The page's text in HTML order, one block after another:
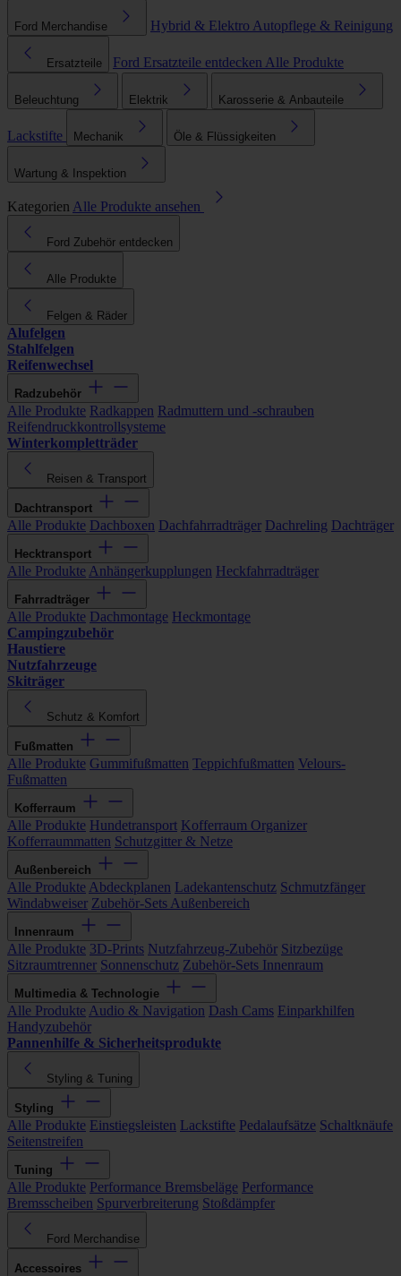
Ford Merchandise Hybrid & Elektro Autopflege & Reinigung
Ersatzteile Ford Ersatzteile entdecken Alle Produkte
Beleuchtung Elektrik Karosserie & Anbauteile
Lackstifte Mechanik Öle & Flüssigkeiten
Wartung & Inspektion
Kategorien Alle Produkte ansehen
Ford Zubehör entdecken
Alle Produkte
Felgen & Räder
Alufelgen
Stahlfelgen
Reifenwechsel
Radzubehör
Alle Produkte Radkappen Radmuttern und -schrauben
Reifendruckkontrollsysteme
Winterkompletträder
Reisen & Transport
Dachtransport
Alle Produkte Dachboxen Dachfahrradträger Dachreling Dachträger
Hecktransport
Alle Produkte Anhängerkupplungen Heckfahrradträger
Fahrradträger
Alle Produkte Dachmontage Heckmontage
Campingzubehör
Haustiere
Nutzfahrzeuge
Skiträger
Schutz & Komfort
Fußmatten
Alle Produkte Gummifußmatten Teppichfußmatten Velours-
Fußmatten
Kofferraum
Alle Produkte Hundetransport Kofferraum Organizer
Kofferraummatten Schutzgitter & Netze
Außenbereich
Alle Produkte Abdeckplanen Ladekantenschutz Schmutzfänger
Windabweiser Zubehör-Sets Außenbereich
Innenraum
Alle Produkte 3D-Prints Nutzfahrzeug-Zubehör Sitzbezüge
Sitzraumtrenner Sonnenschutz Zubehör-Sets Innenraum
Multimedia & Technologie
Alle Produkte Audio & Navigation Dash Cams Einparkhilfen
Handyzubehör
Pannenhilfe & Sicherheitsprodukte
Styling & Tuning
Styling
Alle Produkte Einstiegsleisten Lackstifte Pedalaufsätze Schaltknäufe
Seitenstreifen
Tuning
Alle Produkte Performance Bremsbeläge Performance
Bremsscheiben Spurverbreiterung Stoßdämpfer
Ford Merchandise
Accessoires